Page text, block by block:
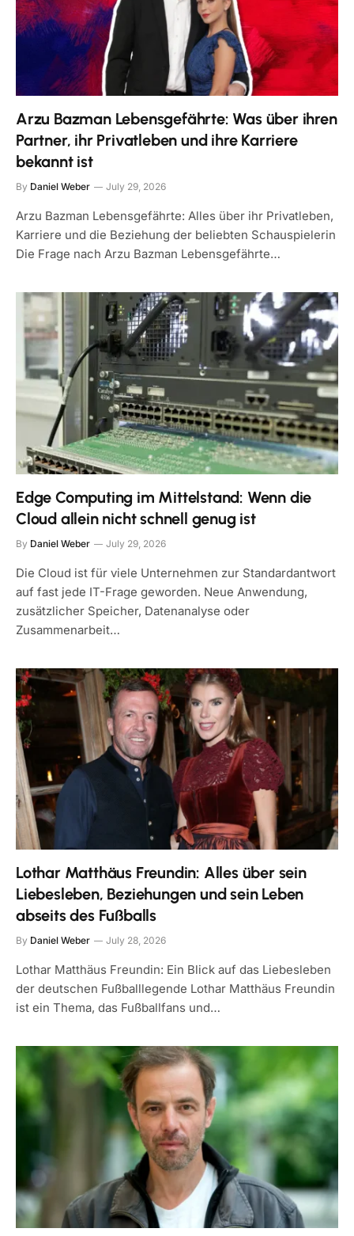
Arzu Bazman Lebensgefährte: Was über ihren
Partner, ihr Privatleben und ihre Karriere
bekannt ist
By Daniel Weber July 29, 2026
Arzu Bazman Lebensgefährte: Alles über ihr Privatleben,
Karriere und die Beziehung der beliebten Schauspielerin
Die Frage nach Arzu Bazman Lebensgefährte…
Edge Computing im Mittelstand: Wenn die
Cloud allein nicht schnell genug ist
By Daniel Weber July 29, 2026
Die Cloud ist für viele Unternehmen zur Standardantwort
auf fast jede IT-Frage geworden. Neue Anwendung,
zusätzlicher Speicher, Datenanalyse oder
Zusammenarbeit…
Lothar Matthäus Freundin: Alles über sein
Liebesleben, Beziehungen und sein Leben
abseits des Fußballs
By Daniel Weber July 28, 2026
Lothar Matthäus Freundin: Ein Blick auf das Liebesleben
der deutschen Fußballlegende Lothar Matthäus Freundin
ist ein Thema, das Fußballfans und…